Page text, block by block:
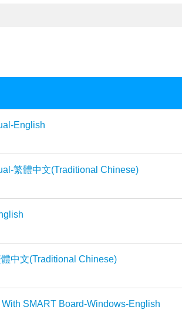
English
繁體中文(Traditional Chinese)
中文(Traditional Chinese)
SMART Board-Windows-English